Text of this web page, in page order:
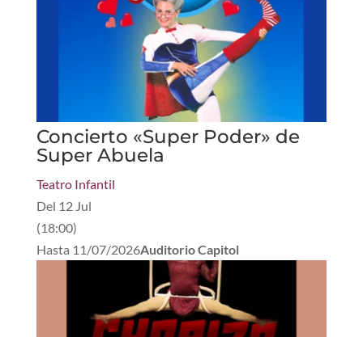
Concierto «Super Poder» de
Super Abuela
Teatro Infantil
Del 12 Jul
(18:00)
Hasta 11/07/2026Auditorio Capitol